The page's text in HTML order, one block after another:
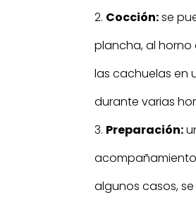
Cocción:se
plancha, al horno
las cachuelas en
durante varias
Preparación:
algunos casos,